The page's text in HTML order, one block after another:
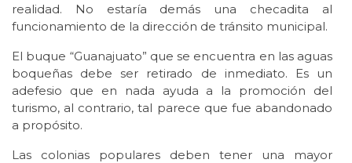
realidad. No estaría demás una checadita al
funcionamiento de la dirección de tránsito municipal.
El buque “Guanajuato” que se encuentra en las aguas
boqueñas debe ser retirado de inmediato. Es un
adefesio que en nada ayuda a la promoción del
turismo, al contrario, tal parece que fue abandonado
a propósito.
Las colonias populares deben tener una mayor